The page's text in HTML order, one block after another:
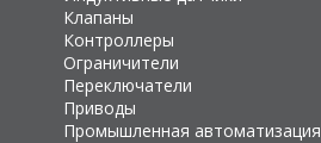
Клапаны
Контроллеры
Ограничители
Переключатели
Приводы
Промышленная автоматизация